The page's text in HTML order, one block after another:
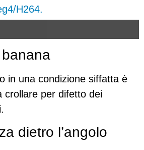
H264.
in una condizione siffatta è
crollare per difetto dei
dietro l’angolo